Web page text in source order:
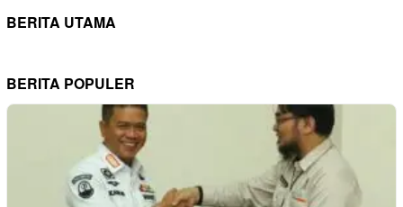
BERITA UTAMA
BERITA POPULER